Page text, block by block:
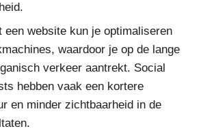
een website kun je optimaliseren
waardoor je op de lange
verkeer aantrekt. Social
hebben vaak een kortere
en minder zichtbaarheid in de